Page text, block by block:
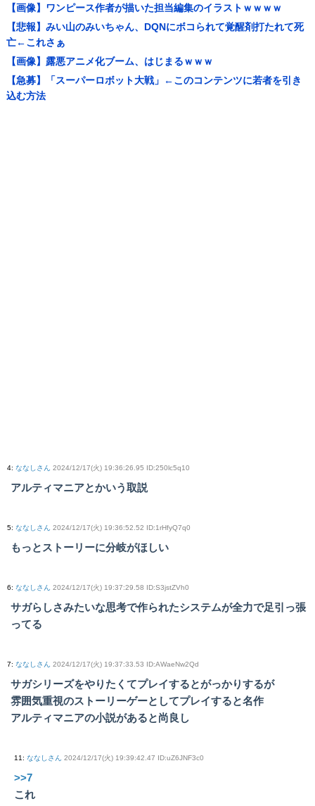
【画像】ワンピース作者が描いた担当編集のイラストｗｗｗｗ
【悲報】みい山のみいちゃん、DQNにボコられて覚醒剤打たれて死
亡←これさぁ
【画像】露悪アニメ化ブーム、はじまるｗｗｗ
【急募】「スーパーロボット大戦」←このコンテンツに若者を引き
込む方法
4: ななしさん 2024/12/17(火) 19:36:26.95 ID:250lc5q10
アルティマニアとかいう取説
5: ななしさん 2024/12/17(火) 19:36:52.52 ID:1rHfyQ7q0
もっとストーリーに分岐がほしい
6: ななしさん 2024/12/17(火) 19:37:29.58 ID:S3jstZVh0
サガらしさみたいな思考で作られたシステムが全力で足引っ張
ってる
7: ななしさん 2024/12/17(火) 19:37:33.53 ID:AWaeNw2Qd
サガシリーズをやりたくてプレイするとがっかりするが
雰囲気重視のストーリーゲーとしてプレイすると名作
アルティマニアの小説があると尚良し
11: ななしさん 2024/12/17(火) 19:39:42.47 ID:uZ6JNF3c0
>>7
これ